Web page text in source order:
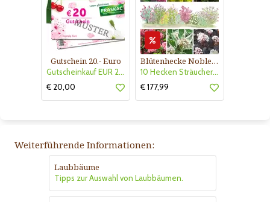
Gutschein 20.- Euro
Gutscheinkauf EUR 20.-
€ 20,00
Blütenhecke Nobless-Kollektion Nr. 402
10 Hecken Sträucher - für 10 lfm Blütenhecke - Blühend März - Oktober
€ 177,99
Weiterführende Informationen:
Laubbäume
Tipps zur Auswahl von Laubbäumen.